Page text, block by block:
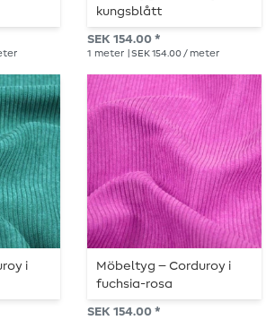
kungsblått
SEK 154.00 *
1 meter | SEK 154.00 / meter
i
Möbeltyg – Corduroy i
fuchsia-rosa
SEK 154.00 *